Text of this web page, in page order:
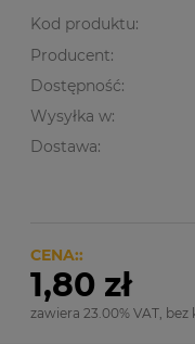
Kod produktu:
Producent:
Dostępność:
Wysyłka w:
Dostawa:
Cena nie zawiera
CENA::
1,80 zł
zawiera 23.00% VAT,